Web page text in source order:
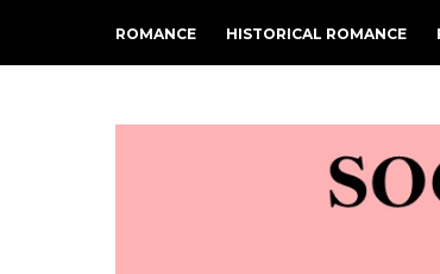
ROMANCE HISTORICAL ROMANCE